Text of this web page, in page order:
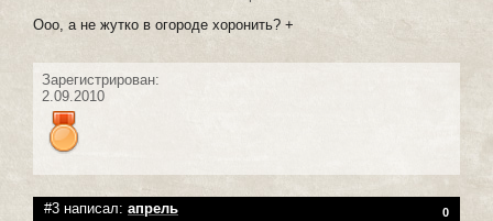
Ооо, а не жутко в огороде хоронить? +
Зарегистрирован:
2.09.2010
#3 написал: апрель 0